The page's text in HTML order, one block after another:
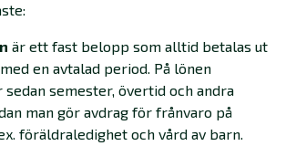
är ett fast belopp som alltid betalas ut
en avtalad period. På lönen
semester, övertid och andra
man gör avdrag för frånvaro på
föräldraledighet och vård av barn.